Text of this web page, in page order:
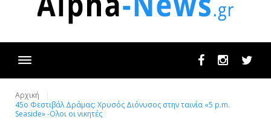
FacebookInstagram
Αρχική
45o Φεστιβάλ Δράμας: Χρυσός Διόνυσος στην ταινία «5 p.m.
Seaside» -Ολοι οι νικητές